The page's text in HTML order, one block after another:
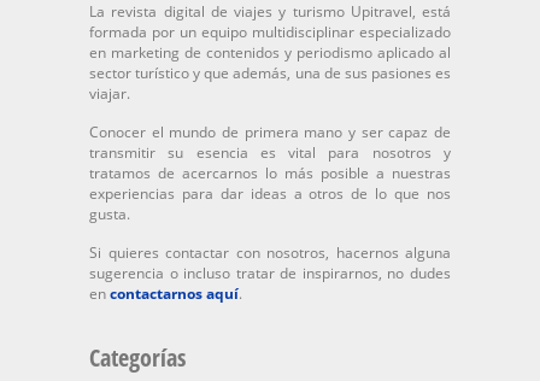
La revista digital de viajes y turismo Upitravel, está
formada por un equipo multidisciplinar especializado
en marketing de contenidos y periodismo aplicado al
sector turístico y que además, una de sus pasiones es
viajar.
Conocer el mundo de primera mano y ser capaz de
transmitir su esencia es vital para nosotros y
tratamos de acercarnos lo más posible a nuestras
experiencias para dar ideas a otros de lo que nos
gusta.
Si quieres contactar con nosotros, hacernos alguna
sugerencia o incluso tratar de inspirarnos, no dudes
encontactarnos aquí.
Categorías